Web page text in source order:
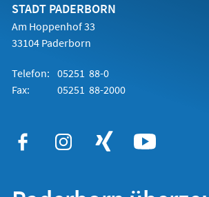
STADT PADERBORN
Am Hoppenhof 33
33104 Paderborn
Telefon: 05251 88-0
Fax:
05251 88-2000